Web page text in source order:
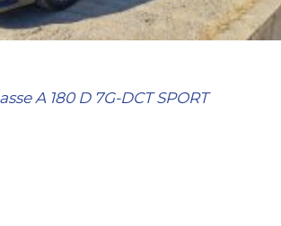
A 180 D 7G-DCT SPORT